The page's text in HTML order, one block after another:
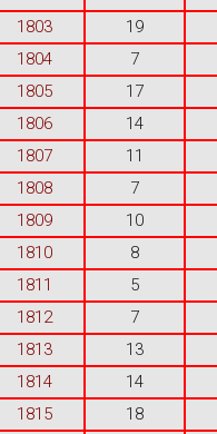
1803
19
1804
7
1805
17
1806
14
1807
11
1808
7
1809
10
1810
8
1811
5
1812
7
1813
13
1814
14
1815
18